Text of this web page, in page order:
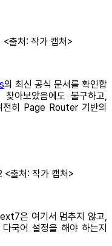
출처: 작가 캡처>
의 최신 공식 문서를 확인합
아보았음에도 불구하고,
히 Page Router 기반의
출처: 작가 캡처>
은 여기서 멈추지 않고,
국어 설정을 해야 하는지